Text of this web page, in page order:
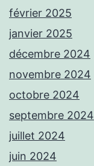
février 2025
janvier 2025
décembre 2024
novembre 2024
octobre 2024
septembre 2024
juillet 2024
juin 2024